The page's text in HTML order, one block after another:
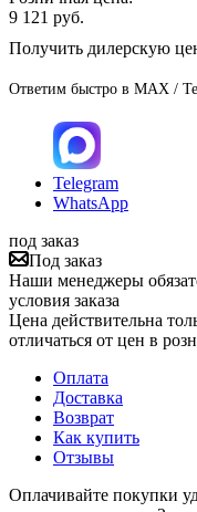
9 121 руб.
Получить дилерскую
Ответим быстро в MAX /
Telegram
WhatsApp
под заказ
Под заказ
Наши менеджеры
условия заказа
Цена действительна
отличаться от цен в
Оплата
Доставка
Возврат
Как купить
Отзывы
Оплачивайте покупки